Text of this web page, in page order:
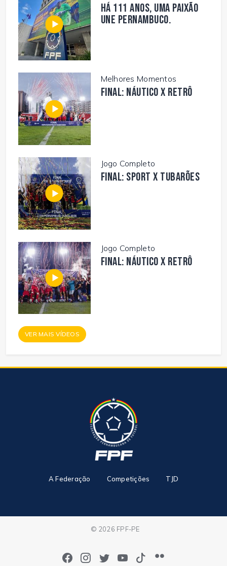
Há 111 anos, uma paixão
une Pernambuco.
Melhores Momentos
FINAL: NÁUTICO X RETRÔ
Jogo Completo
FINAL: SPORT X TUBARÕES
Jogo Completo
FINAL: NÁUTICO X RETRÔ
VER MAIS VÍDEOS
A Federação Competições TJD
© 2026 FPF-PE